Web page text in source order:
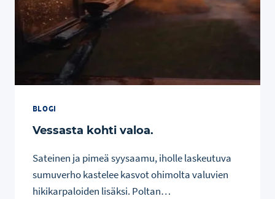
BLOGI
Vessasta kohti valoa.
Sateinen ja pimeä syysaamu, iholle laskeutuva
sumuverho kastelee kasvot ohimolta valuvien
hikikarpaloiden lisäksi. Poltan…